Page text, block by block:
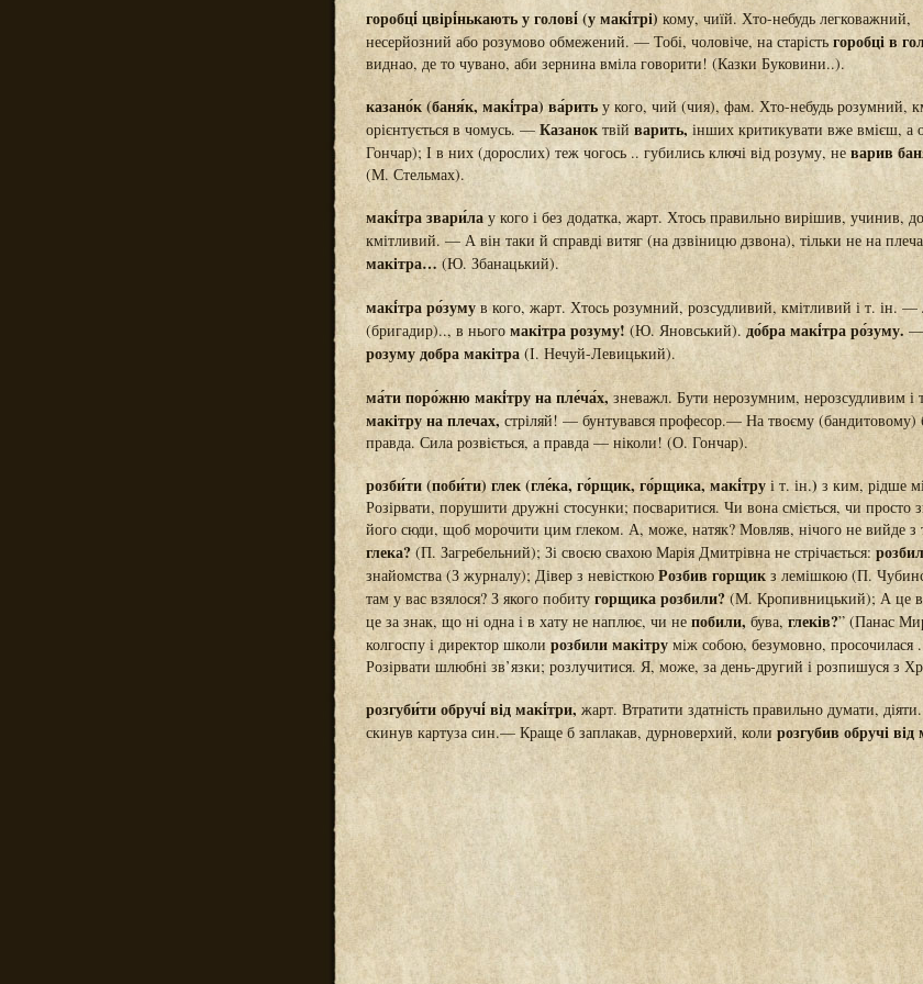
горобці́ цвірі́нькають у голові́ (у макі́трі) кому, чиїй. Хто-небудь легковажний,
несерйозний або розумово обмежений. — Тобі, чоловіче, на старість горобці в
виднао, де то чувано, аби зернина вміла говорити! (Казки Буковини..).
казано́к (баня́к, макі́тра) ва́рить у кого, чий (чия), фам. Хто-небудь розумний,
орієнтується в чомусь. — Казанок твій варить, інших критикувати вже вмієш,
Гончар); І в них (дорослих) теж чогось .. губились ключі від розуму, не варив
(М. Стельмах).
макі́тра звари́ла у кого і без додатка, жарт. Хтось правильно вирішив, учинив,
кмітливий. — А він таки й справді витяг (на дзвіницю дзвона), тільки не на
макітра… (Ю. Збанацький).
макі́тра ро́зумув кого, жарт. Хтоcь розумний, розсудливий, кмітливий і т. ін. —
(бригадир).., в нього макітра розуму! (Ю. Яновський).до́бра макі́тра ро́зуму. —
розуму добра макітра (І. Нечуй-Левицький).
ма́ти поро́жню макі́тру на пле́ча́х, зневажл. Бути нерозумним, нерозсудливим
макітру на плечах, стріляй! — бунтувався професор.— На твоєму
правда. Сила розвіється, а правда — ніколи! (О. Гончар).
розби́ти (поби́ти) глек (гле́ка, го́рщик, го́рщика, макі́тру і т. ін.) з ким, рідше
Розірвати, порушити дружні стосунки; посваритися. Чи вона сміється, чи просто
його сюди, щоб морочити цим глеком. А, може, натяк? Мовляв, нічого не вийде з
глека? (П. Загребельний); Зі своєю свахою Марія Дмитрівна не стрічається:
знайомства (З журналу); Дівер з невісткою Розбив горщик з лемішкою (П.
там у вас взялося? З якого побиту горщика розбили?(М. Кропивницький); А це
це за знак, що ні одна і в хату не наплює, чи не побили, бува, глеків?” (Панас
колгоспу і директор школи розбили макітру між собою, безумовно,
Розірвати шлюбні зв’язки; розлучитися. Я, може, за день-другий і розпишуся з
розгуби́ти обручі́ від макі́три, жарт. Втратити здатність правильно думати,
скинув картуза син.— Краще б заплакав, дурноверхий, коли розгубив обручі від